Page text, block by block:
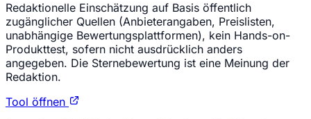
Redaktionelle Einschätzung auf Basis öffentlich
zugänglicher Quellen (Anbieterangaben, Preislisten,
unabhängige Bewertungsplattformen), kein Hands-on-
Produkttest, sofern nicht ausdrücklich anders
angegeben. Die Sternebewertung ist eine Meinung der
Redaktion.
Tool öffnen